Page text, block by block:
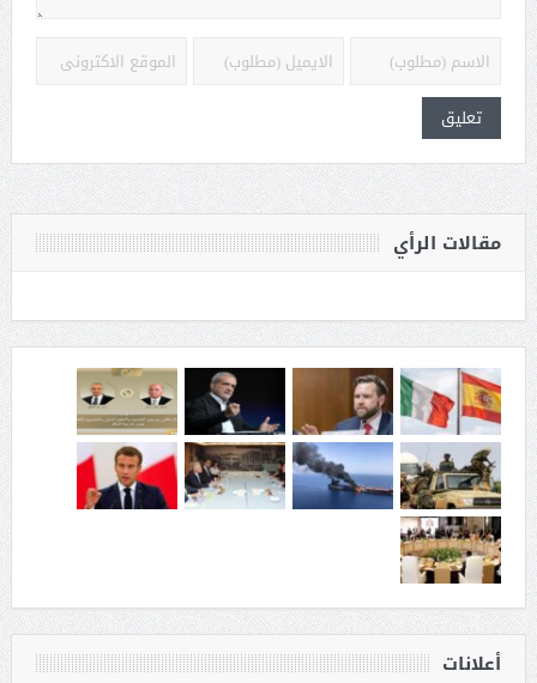
مقالات الرأي
أعلانات